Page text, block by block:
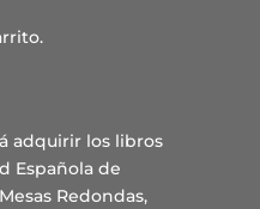
adquirir los libros
Española de
Redondas,